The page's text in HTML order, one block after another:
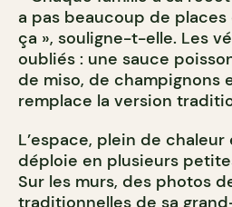
a pas beaucoup de
ça », souligne-t-elle. Les
oubliés : une sauce
de miso, de champignons
remplace la version
L’espace, plein de
déploie en plusieurs
Sur les murs, des photos
traditionnelles de sa